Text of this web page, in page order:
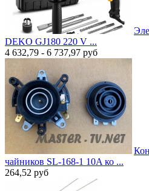
DEKO GJ180 220 V ...
4 632,79 - 6 737,97 руб
чайников SL-168-1 10A ко ...
264,52 руб